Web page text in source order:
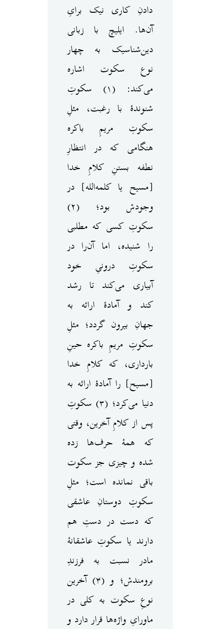
دادنِ کاری نیک برایِ
آن‌ها. ایلیچ با زبانی
دین‌شناسیک به چهار
نوع سکوت اشاره
می‌کند: (۱) سکوتِ
شنوندهٔ با رغبت، مثلِ
سکوتِ مریمِ باکره
هنگامی که در انتظارِ
نطفه بستنِ کلامِ خدا
[مسیح یا کلمه‌الله] در
وجودش بود؛ (۲)
سکوتِ کسی که مطلبی
را شنیده، اما آن‌را در
سکوتِ درونیِ خود
آبیاری می‌کند تا رشد
کند و آمادهٔ ارائه به
جهانِ بیرون گردد؛ مثلِ
سکوتِ مریمِ باکره حینِ
بارداری، که کلامِ خدا
[مسیح] را آمادهٔ ارائه به
دنیا می‌کرد؛ (۳) سکوتِ
پس از کلامِ آخرین، وقتی
که همهٔ حرف‌ها زده
شده و چیزی جز سکوت
باقی نمانده است؛ مثلِ
سکوتِ دوستانِ عاشقی
که دست در دستِ هم
دارند یا سکوتِ عاشقانهٔ
مادر نسبت به فرزندِ
برومندش؛ و (۴) آخرین
نوعِ سکوت به کلی در
ماورایِ واژه‌ها قرار دارد و